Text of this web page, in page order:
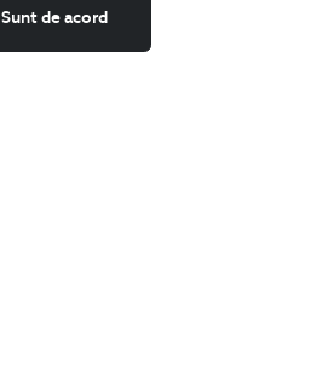
Sunt de acord
ANPC